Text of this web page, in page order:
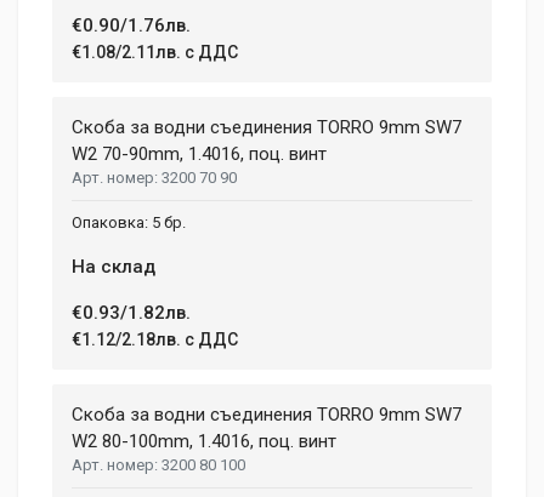
€0.90/1.76лв.
€1.08/2.11лв. с ДДС
Скоба за водни съединения TORRО 9mm SW7
W2 70-90mm, 1.4016, поц. винт
3200 70 90
5 бр.
На склад
€0.93/1.82лв.
€1.12/2.18лв. с ДДС
Скоба за водни съединения TORRО 9mm SW7
W2 80-100mm, 1.4016, поц. винт
3200 80 100